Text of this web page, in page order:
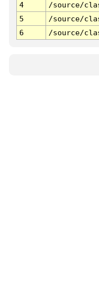
4
/source/
5
/source/
6
/source/